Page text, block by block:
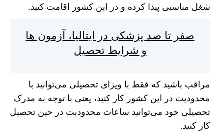
شغل مناسبی پیدا کرده و در این کشور اقامت کنید.
صفر تا صد پزشکی در ایتالیا، آزمون ها
و شرایط تحصیل
مراقب باشید که فقط با ویزای تحصیلی می‌توانید با
محدودیت در این کشور کار کنید، یعنی با توجه به مدرک
تحصیلی خود می‌توانید ساعات محدودیت در حین تحصیل
کار کنید.